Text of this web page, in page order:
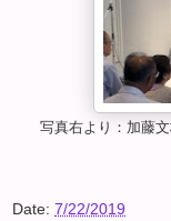
写真右より：加藤
Date: 7/22/2019